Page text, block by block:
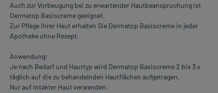
Auch zur Vorbeugung bei zu erwartender Hautbeanspruchung ist
Dermatop Basiscreme geeignet.
Zur Pflege Ihrer Haut erhalten Sie Dermatop Basiscreme in jeder
Apotheke ohne Rezept.
Anwendung:
Je nach Bedarf und Hauttyp wird Dermatop Basiscreme 2 bis 3 x
täglich auf die zu behandelnden Hautflächen aufgetragen.
Nur auf intakter Haut verwenden.